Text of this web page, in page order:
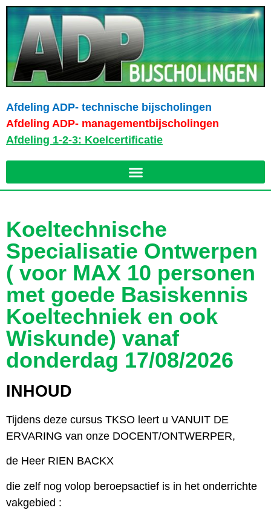
Afdeling ADP- technische bijscholingen
Afdeling ADP- managementbijscholingen
Afdeling 1-2-3: Koelcertificatie
Koeltechnische
Specialisatie Ontwerpen
( voor MAX 10 personen
met goede Basiskennis
Koeltechniek en ook
Wiskunde) vanaf
donderdag 17/08/2026
INHOUD
Tijdens deze cursus TKSO leert u VANUIT DE
ERVARING van onze DOCENT/ONTWERPER,
de Heer RIEN BACKX
die zelf nog volop beroepsactief is in het onderrichte
vakgebied :